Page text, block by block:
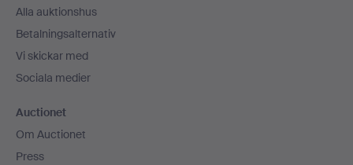
Alla auktionshus
Betalningsalternativ
Vi skickar med
Sociala medier
Auctionet
Om Auctionet
Press